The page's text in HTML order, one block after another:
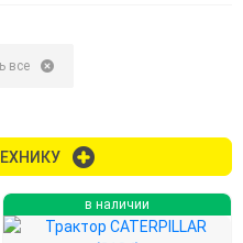
все
в наличии